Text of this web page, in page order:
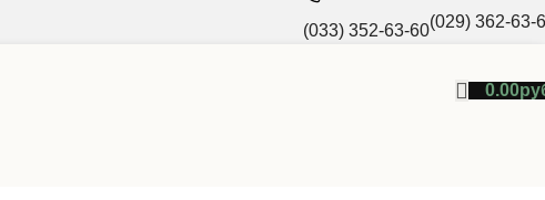
(033) 352-63-60(029) 362-63-
0.00